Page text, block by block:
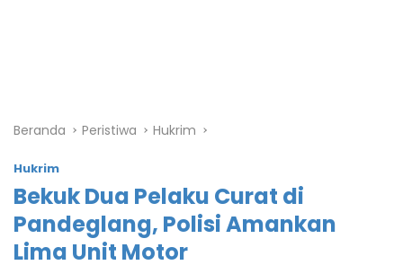
Beranda Peristiwa Hukrim
Hukrim
Bekuk Dua Pelaku Curat di
Pandeglang, Polisi Amankan
Lima Unit Motor